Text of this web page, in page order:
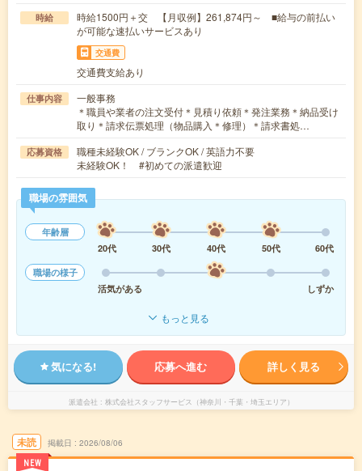
時給
時給1500円＋交 【月収例】261,874円～ ■給与の前払い
が可能な速払いサービスあり
交通費
交通費支給あり
仕事内容
一般事務
＊職員や業者の注文受付＊見積り依頼＊発注業務＊納品受け
取り＊請求伝票処理（物品購入＊修理）＊請求書処…
応募資格
職種未経験OK / ブランクOK / 英語力不要
未経験OK！ #初めての派遣歓迎
職場の雰囲気
年齢層
20代
30代 40代 50代
60代
職場の様子
活気がある
しずか
もっと見る
気になる! 応募へ進む 詳しく見る
派遣会社 株式会社スタッフサービス（神奈川・千葉・埼玉エリア）
未読
NEW
掲載日 2026/08/06